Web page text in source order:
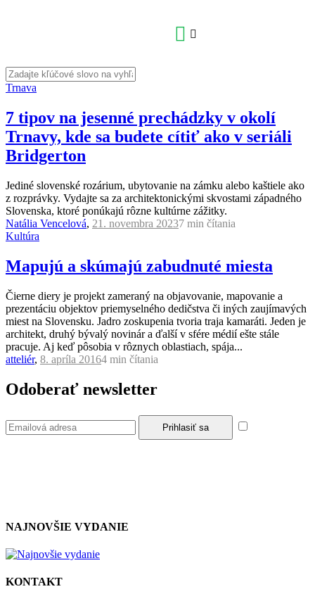
Trnava
7 tipov na jesenné prechádzky v okolí
Trnavy, kde sa budete cítiť ako v seriáli
Bridgerton
Jediné slovenské rozárium, ubytovanie na zámku alebo kaštiele ako
z rozprávky. Vydajte sa za architektonickými skvostami západného
Slovenska, ktoré ponúkajú rôzne kultúrne zážitky.
Natália Vencelová, 21. novembra 20237 min čítania
Kultúra
Mapujú a skúmajú zabudnuté miesta
Čierne diery je projekt zameraný na objavovanie, mapovanie a
prezentáciu objektov priemyselného dedičstva či iných zaujímavých
miest na Slovensku. Jadro zoskupenia tvoria traja kamaráti. Jeden je
architekt, druhý bývalý novinár a ďalší v sfére médií ešte stále
pracuje. Aj keď pôsobia v rôznych oblastiach, spája...
atteliér, 8. apríla 20164 min čítania
Odoberať newsletter
NAJNOVŠIE VYDANIE
KONTAKT